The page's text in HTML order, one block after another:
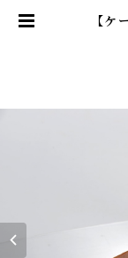
【ケ